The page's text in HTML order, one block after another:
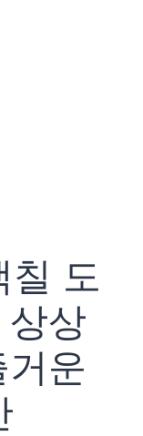
칠 도
상
운